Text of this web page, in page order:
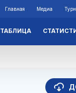
Главная Медиа
ТАБЛИЦА